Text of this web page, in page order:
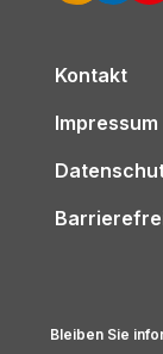
Kontakt
Impressum
Bleiben Sie